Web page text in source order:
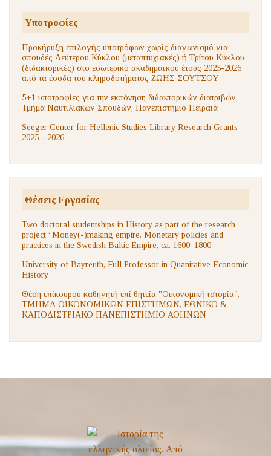
Υποτροφίες
Προκήρυξη επιλογής υποτρόφων χωρίς διαγωνισμό για
σπουδές Δεύτερου Κύκλου (μεταπτυχιακές) ή Τρίτου Κύκλου
(διδακτορικές) στο εσωτερικό ακαδημαϊκού έτους 2025-2026
από τα έσοδα του κληροδοτήματος ΖΩΗΣ ΣΟΥΤΣΟΥ
5+1 υποτροφίες για την εκπόνηση διδακτορικών διατριβών,
Τμήμα Ναυτιλιακών Σπουδών, Πανεπιστήμιο Πειραιά
Seeger Center for Hellenic Studies Library Research Grants
2025 - 2026
Θέσεις Εργασίας
Two doctoral studentships in History as part of the research
project “Money(-)making empire. Monetary policies and
practices in the Swedish Baltic Empire, ca. 1600–1800”
University of Bayreuth, Full Professor in Quanitative Economic
History
Θέση επίκουρου καθηγητή επί θητεία "Οικονομική ιστορία",
ΤΜΗΜΑ ΟΙΚΟΝΟΜΙΚΩΝ ΕΠΙΣΤΗΜΩΝ, ΕΘΝΙΚΟ &
ΚΑΠΟΔΙΣΤΡΙΑΚΟ ΠΑΝΕΠΙΣΤΗΜΙΟ ΑΘΗΝΩΝ